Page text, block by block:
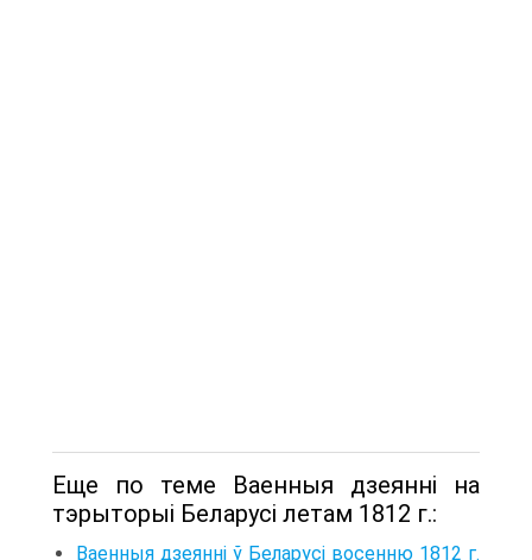
Еще по теме Ваенныя дзеянні на
тэрыторыі Беларусі летам 1812 г.:
Ваенныя дзеянні ў Беларусі восенню 1812 г.